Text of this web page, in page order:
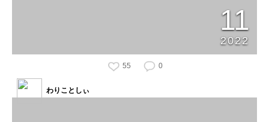
11
2022
55 0
わりことしぃ